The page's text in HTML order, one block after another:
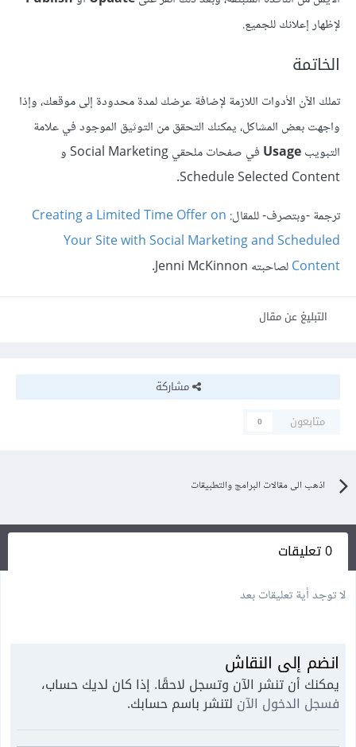
لإظهار إعلانك للجميع.
الخاتمة
تملك الآن الأدوات اللازمة لإضافة عرضك لمدة محدودة إلى موقعك، وإذا
واجهت بعض المشاكل، يمكنك التحقق من التوثيق الموجود في علامة
التبويبUsage
في صفحات ملحقي Social Marketing و
Schedule Selected Content.
ترجمة -وبتصرف- للمقال: Creating a Limited Time Offer on
Your Site with Social Marketing and Scheduled
Contentلصاحبته Jenni McKinnon.
التبليغ عن مقال
مشاركة
متابعون
0
اذهب الى مقالات البرامج والتطبيقات
0 تعليقات
لا توجد أية تعليقات بعد
انضم إلى النقاش
يمكنك أن تنشر الآن وتسجل لاحقًا. إذا كان لديك حساب،
فسجل الدخول الآن لتنشر باسم حسابك.